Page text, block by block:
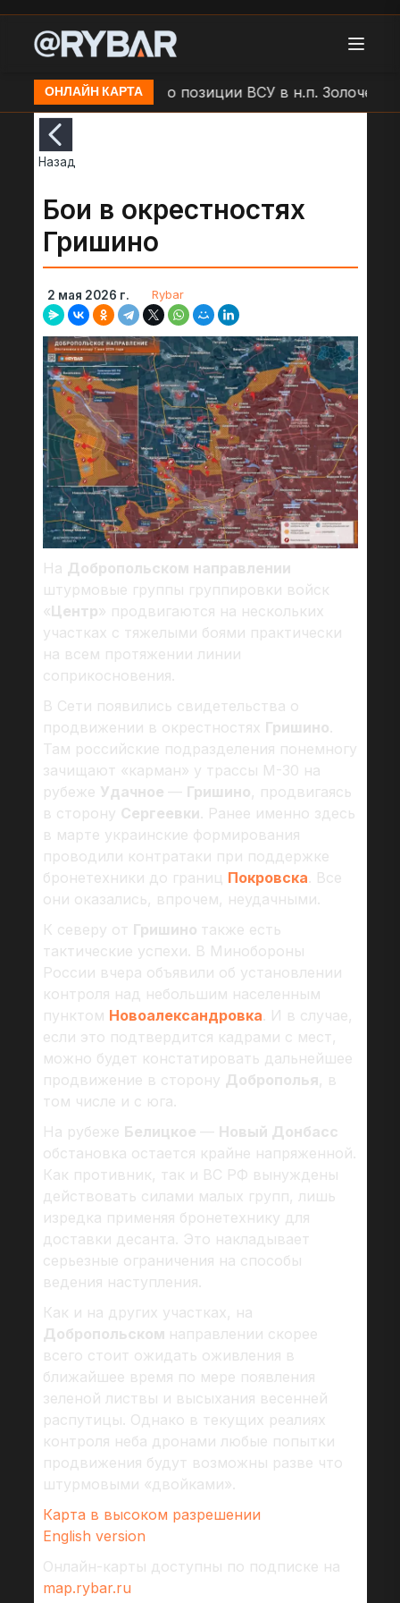
ОНЛАЙН КАРТА
БЛА "Молния" по позиции ВСУ в н.п. Золочев
Назад
Бои в окрестностях
Гришино
2 мая 2026 г. Rybar
На Добропольском направлении
штурмовые группы группировки войск
«Центр» продвигаются на нескольких
участках с тяжелыми боями практически
на всем протяжении линии
соприкосновения.
В Сети появились свидетельства о
продвижении в окрестностях Гришино.
Там российские подразделения понемногу
зачищают «карман» у трассы М-30 на
рубеже Удачное — Гришино, продвигаясь
в сторону Сергеевки. Ранее именно здесь
в марте украинские формирования
проводили контратаки при поддержке
бронетехники до границ Покровска. Все
они оказались, впрочем, неудачными.
К северу от Гришино также есть
тактические успехи. В Минобороны
России вчера объявили об установлении
контроля над небольшим населенным
пунктом Новоалександровка. И в случае,
если это подтвердится кадрами с мест,
можно будет констатировать дальнейшее
продвижение в сторону Доброполья, в
том числе и с юга.
На рубеже Белицкое — Новый Донбасс
обстановка остается крайне напряженной.
Как противник, так и ВС РФ вынуждены
действовать силами малых групп, лишь
изредка применяя бронетехнику для
доставки десанта. Это накладывает
серьезные ограничения на способы
ведения наступления.
Как и на других участках, на
Добропольском направлении скорее
всего стоит ожидать оживления в
ближайшее время по мере появления
зеленой листвы и высыхания весенней
распутицы. Однако в текущих реалиях
контроля неба дронами любые попытки
продвижения будут возможны разве что
штурмовыми «двойками».
Карта в высоком разрешении
English version
Онлайн-карты доступны по подписке на
map.rybar.ru